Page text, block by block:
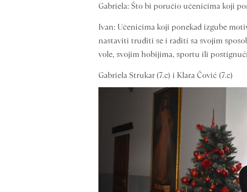
Gabriela: Što bi poručio učenicima koji
Ivan: Učenicima koji ponekad izgube
nastaviti truditi se i raditi sa svojim
vole, svojim hobijima, sportu ili
Gabriela Strukar (7.c) i Klara Čović (7.c)